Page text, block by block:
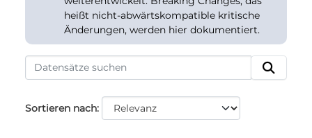
heißt nicht-abwärtskompatible kritische
Änderungen, werden hier dokumentiert.
Sortieren nach